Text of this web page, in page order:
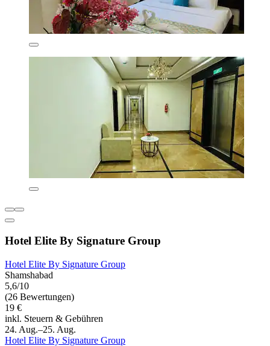
Hotel Elite By Signature Group
Hotel Elite By Signature Group
Shamshabad
5,6/10
(26 Bewertungen)
19 €
inkl. Steuern & Gebühren
24. Aug.–25. Aug.
Hotel Elite By Signature Group